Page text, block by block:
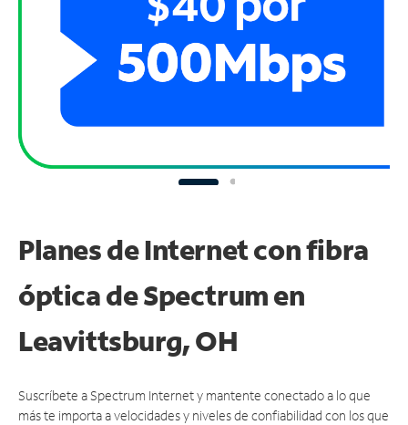
Planes de Internet con fibra
óptica de Spectrum en
Leavittsburg, OH
Suscríbete a Spectrum Internet y mantente conectado a lo que
más te importa a velocidades y niveles de confiabilidad con los que